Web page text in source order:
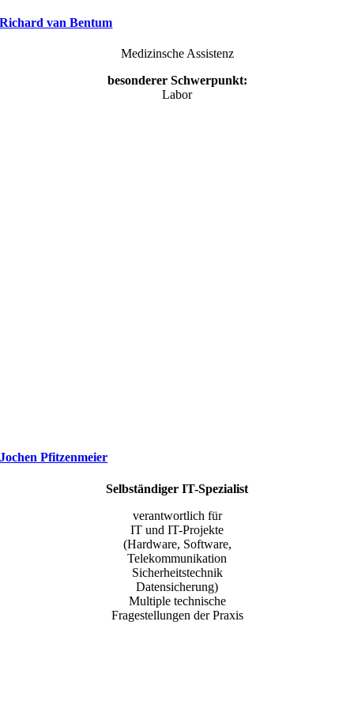
Richard van Bentum
Medizinsche Assistenz
besonderer Schwerpunkt:
Labor
Jochen Pfitzenmeier
Selbständiger IT-Spezialist
verantwortlich für
IT und IT-Projekte
(Hardware, Software,
Telekommunikation
Sicherheitstechnik
Datensicherung)
Multiple technische
Fragestellungen der Praxis